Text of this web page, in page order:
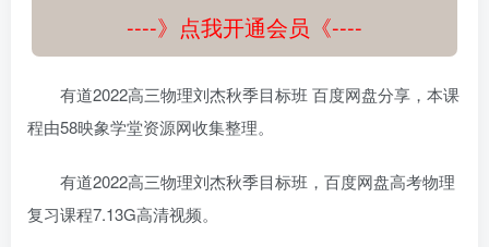
----》点我开通会员《----
有道2022高三物理刘杰秋季目标班 百度网盘分享，本课
程由58映象学堂资源网收集整理。
有道2022高三物理刘杰秋季目标班，百度网盘高考物理
复习课程7.13G高清视频。